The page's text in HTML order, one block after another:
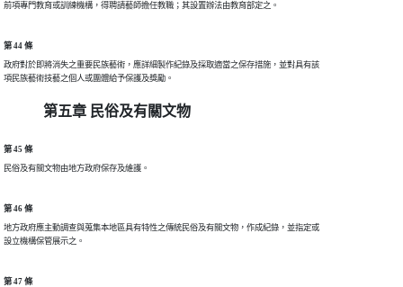
第 44 條
政府對於即將消失之重要民族藝術，應詳細製作紀錄及採取適當之保存措施，並對具有該
第五章 民俗及有關文物
第 45 條
第 46 條
地方政府應主動調查與蒐集本地區具有特性之傳統民俗及有關文物，作成紀錄，並指定或
第 47 條